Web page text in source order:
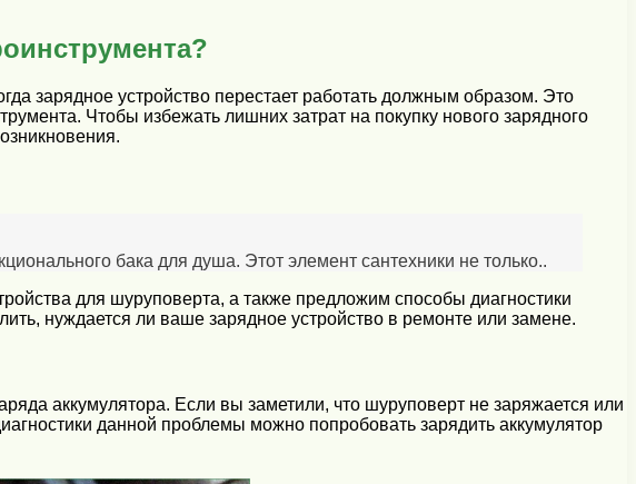
зарядное устройство перестает работать должным образом. Это
Чтобы избежать лишних затрат на покупку нового зарядного
бака для душа. Этот элемент сантехники не только..
для шуруповерта, а также предложим способы диагностики
нуждается ли ваше зарядное устройство в ремонте или замене.
аккумулятора. Если вы заметили, что шуруповерт не заряжается или
данной проблемы можно попробовать зарядить аккумулятор